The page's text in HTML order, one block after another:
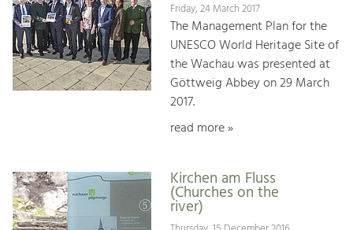
Friday, 24 March 2017
The Management Plan for the
UNESCO World Heritage Site of
the Wachau was presented at
Göttweig Abbey on 29 March
2017.
read more »
Kirchen am Fluss
(Churches on the
river)